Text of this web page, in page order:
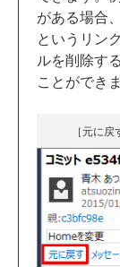
がある場合
というリン
ルを削除す
ことができま
［元に